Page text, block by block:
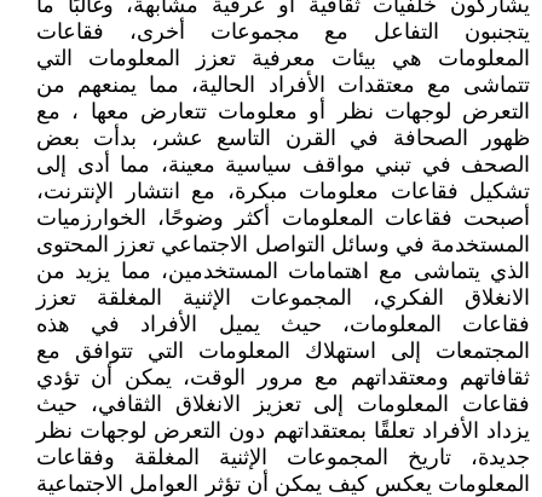
يشاركون خلفيات ثقافية أو عرقية مشابهة، وغالبًا ما
يتجنبون التفاعل مع مجموعات أخرى، فقاعات
المعلومات هي بيئات معرفية تعزز المعلومات التي
تتماشى مع معتقدات الأفراد الحالية، مما يمنعهم من
التعرض لوجهات نظر أو معلومات تتعارض معها ، مع
ظهور الصحافة في القرن التاسع عشر، بدأت بعض
الصحف في تبني مواقف سياسية معينة، مما أدى إلى
تشكيل فقاعات معلومات مبكرة، مع انتشار الإنترنت،
أصبحت فقاعات المعلومات أكثر وضوحًا، الخوارزميات
المستخدمة في وسائل التواصل الاجتماعي تعزز المحتوى
الذي يتماشى مع اهتمامات المستخدمين، مما يزيد من
الانغلاق الفكري، المجموعات الإثنية المغلقة تعزز
فقاعات المعلومات، حيث يميل الأفراد في هذه
المجتمعات إلى استهلاك المعلومات التي تتوافق مع
ثقافاتهم ومعتقداتهم مع مرور الوقت، يمكن أن تؤدي
فقاعات المعلومات إلى تعزيز الانغلاق الثقافي، حيث
يزداد الأفراد تعلقًا بمعتقداتهم دون التعرض لوجهات نظر
جديدة، تاريخ المجموعات الإثنية المغلقة وفقاعات
المعلومات يعكس كيف يمكن أن تؤثر العوامل الاجتماعية